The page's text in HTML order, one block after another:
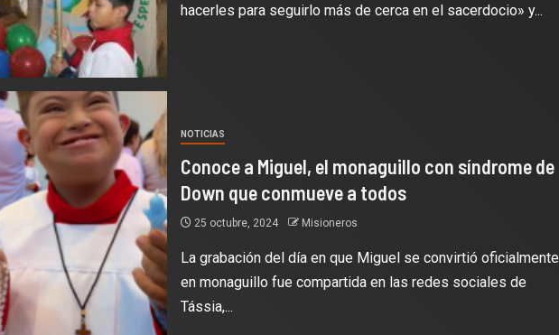
hacerles para seguirlo más de cerca en el sacerdocio» y...
NOTICIAS
Conoce a Miguel, el monaguillo con síndrome de
Down que conmueve a todos
25 octubre, 2024 Misioneros
La grabación del día en que Miguel se convirtió oficialmente
en monaguillo fue compartida en las redes sociales de
Tássia,...